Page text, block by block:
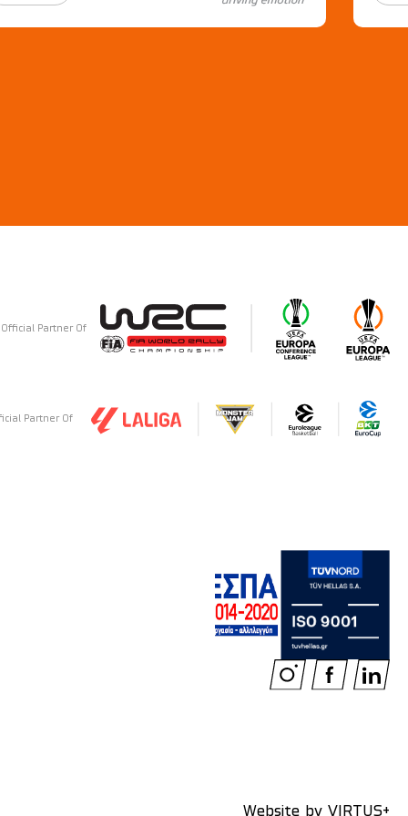
Official Partner Of
Partner Of
Website by VIRTUS+